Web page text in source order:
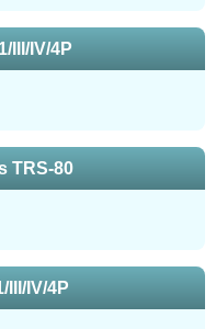
III/IV/4P
TRS-80
III/IV/4P